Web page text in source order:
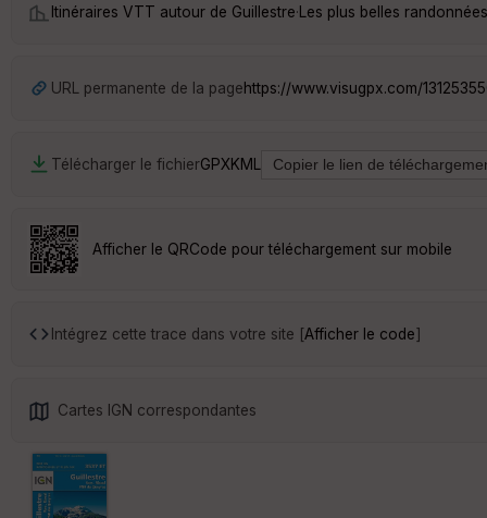
Itinéraires VTT autour de Guillestre· Les plus belles
URL permanente de la pagehttps://www.visugpx.com/
Télécharger le fichierGPXKML
Afficher le QRCode pour téléchargement sur mobile
Intégrez cette trace dans votre site [Afficher le code]
Cartes IGN correspondantes